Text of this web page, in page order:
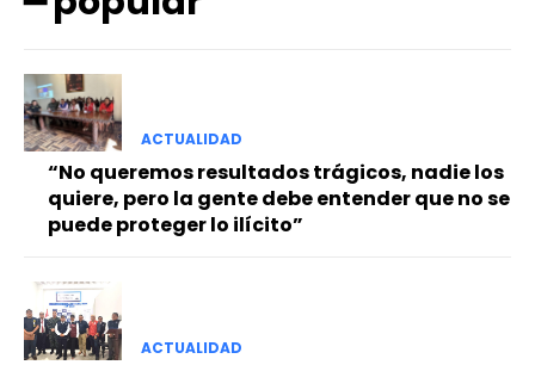
━ Planes
ACTUALIDAD
“No queremos resultados trágicos, nadie los
quiere, pero la gente debe entender que no se
puede proteger lo ilícito”
ACTUALIDAD